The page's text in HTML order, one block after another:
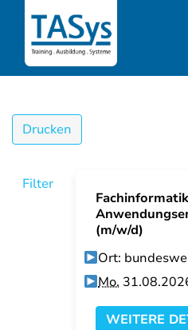
Drucken
Filter
(m/w/d)
Ort:
Mo.
WEITERE